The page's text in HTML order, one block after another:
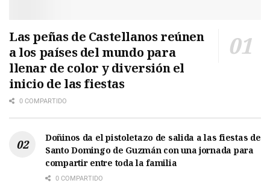
Las peñas de Castellanos reúnen
a los países del mundo para
llenar de color y diversión el
inicio de las fiestas
0 COMPARTIDO
Doñinos da el pistoletazo de salida a las fiestas de
Santo Domingo de Guzmán con una jornada para
compartir entre toda la familia
0 COMPARTIDO